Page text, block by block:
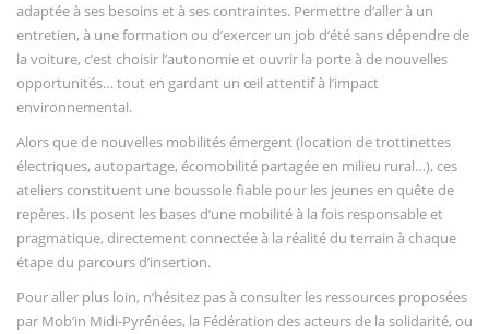
adaptée à ses besoins et à ses contraintes. Permettre d’aller à un
entretien, à une formation ou d’exercer un job d’été sans dépendre de
la voiture, c’est choisir l’autonomie et ouvrir la porte à de nouvelles
opportunités… tout en gardant un œil attentif à l’impact
environnemental.
Alors que de nouvelles mobilités émergent (location de trottinettes
électriques, autopartage, écomobilité partagée en milieu rural…), ces
ateliers constituent une boussole fiable pour les jeunes en quête de
repères. Ils posent les bases d’une mobilité à la fois responsable et
pragmatique, directement connectée à la réalité du terrain à chaque
étape du parcours d’insertion.
Pour aller plus loin, n’hésitez pas à consulter les ressources proposées
par Mob’in Midi-Pyrénées, la Fédération des acteurs de la solidarité, ou